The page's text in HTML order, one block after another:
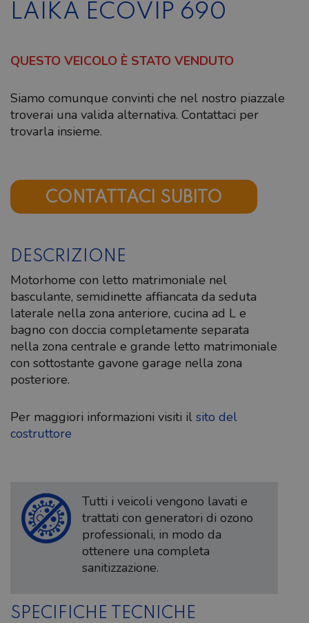
LAIKA ECOVIP 690
QUESTO VEICOLO È STATO VENDUTO
Siamo comunque convinti che nel nostro piazzale
troverai una valida alternativa. Contattaci per
trovarla insieme.
CONTATTACI SUBITO
DESCRIZIONE
Motorhome con letto matrimoniale nel
basculante, semidinette affiancata da seduta
laterale nella zona anteriore, cucina ad L e
bagno con doccia completamente separata
nella zona centrale e grande letto matrimoniale
con sottostante gavone garage nella zona
posteriore.
Per maggiori informazioni visiti il sito del
costruttore
Tutti i veicoli vengono lavati e
trattati con generatori di ozono
professionali, in modo da
ottenere una completa
sanitizzazione.
SPECIFICHE TECNICHE